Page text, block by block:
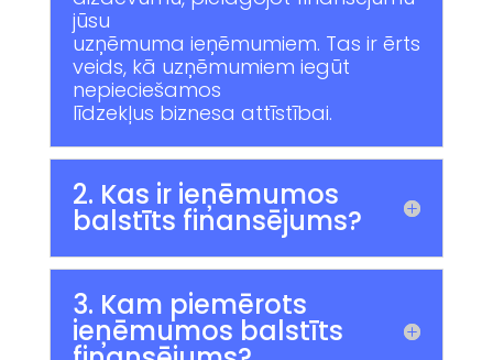
jūsu
uzņēmuma ieņēmumiem. Tas ir ērts
veids, kā uzņēmumiem iegūt
nepieciešamos
līdzekļus biznesa attīstībai.
2. Kas ir ieņēmumos
balstīts finansējums?
3. Kam piemērots
ieņēmumos balstīts